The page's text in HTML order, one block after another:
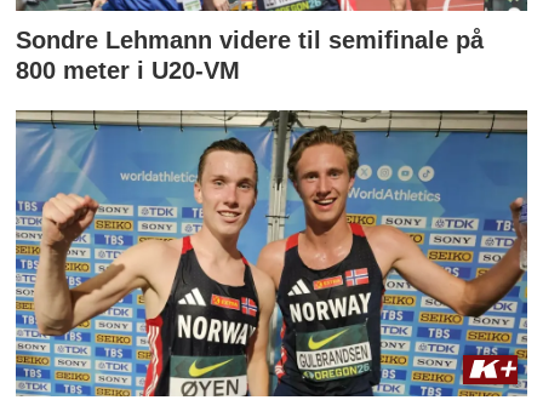
Sondre Lehmann videre til semifinale på
800 meter i U20-VM